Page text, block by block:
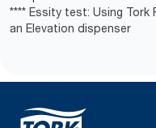
**** Essity test: Using Tork
an Elevation dispenser